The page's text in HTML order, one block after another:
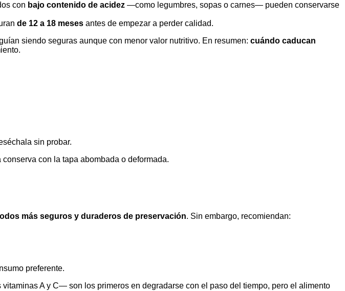
con bajo contenido de acidez —como legumbres, sopas o carnes— pueden conservarse
de 12 a 18 meses antes de empezar a perder calidad.
siendo seguras aunque con menor valor nutritivo. En resumen: cuándo caducan
sin probar.
con la tapa abombada o deformada.
más seguros y duraderos de preservación. Sin embargo, recomiendan:
preferente.
A y C— son los primeros en degradarse con el paso del tiempo, pero el alimento